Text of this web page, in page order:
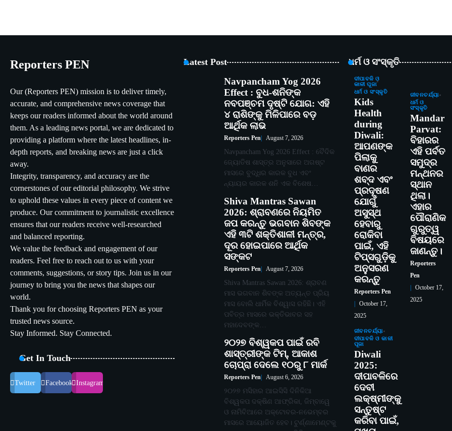
Reporters PEN
Our (Reporters PEN) mission is to deliver timely,
accurate, and comprehensive news coverage that
keeps our readers informed about the world around
them. As a leading news portal, we are dedicated to
providing a platform where the latest headlines, in-
depth reports, and breaking news are just a click
away.
Integrity, transparency, and accuracy are the
cornerstones of our editorial philosophy. We strive
to uphold these values in every piece of content we
produce. Our commitment to journalistic excellence
ensures that our readers receive well-researched
and balanced reporting.
We value the feedback and engagement of our
readers. Feel free to reach out to us with your
comments, suggestions, or story tips. Join us in our
journey to bring you the news that shapes our
world.
Thank you for choosing Reporters PEN as your
trusted news source.
Stay Informed. Stay Connected.
Get In Touch
Twitter Facebook Instagram
Latest Post
Navpancham Yog 2026
Effect : ବୁଧ-ଶନିଙ୍କ
ନବପଞ୍ଚମ ଦୃଷ୍ଟି ଯୋଗ: ଏହି
୪ ରାଶିଙ୍କୁ ମିଳିପାରେ ବଡ଼
ଆର୍ଥିକ ଲାଭ
Reporters Pen August 7, 2026
Navpancham Yog 2026 Effect : ବୈଦିକ
ଜ୍ୟୋତିଷ ଶାସ୍ତ୍ର ଅନୁସାରେ ଅଗଷ୍ଟ
ମାସରେ ବୁଦ୍ଧିର କାରକ ବୁଧ ଏବଂ
ନ୍ୟାୟର କାରକ ଶନି ଏକ ବିଶେଷ…
Shiva Mantras Sawan
2026: ଶ୍ରାବଣରେ ନିୟମିତ
ଜପ କରନ୍ତୁ ଭଗବାନ ଶିବଙ୍କ
ଏହି ୩ଟି ଶକ୍ତିଶାଳୀ ମନ୍ତ୍ର,
ଦୂର ହୋଇପାରେ ଆର୍ଥିକ
ସଙ୍କଟ
Reporters Pen August 7, 2026
Shiva Mantras Sawan 2026: ଶ୍ରାବଣ
ମାସ ଭଗବାନ ଶିବଙ୍କ ଅତ୍ୟନ୍ତ ପ୍ରିୟ
ମାସ ବୋଲି ଧାର୍ମିକ ବିଶ୍ୱାସ ରହିଛି। ଏହି
ପବିତ୍ର ମାସରେ ଭକ୍ତିଭାବର ସହ
ମହାଦେବଙ୍କ…
୨୦୨୭ ବିଶ୍ୱକପ ପାଇଁ ରବି
ଶାସ୍ତ୍ରୀଙ୍କ ଟିମ୍, ଆକାଶ
ଚୋପ୍ରା ଦେଲେ ୧୦ରୁ ୮ ମାର୍କ
Reporters Pen August 6, 2026
୨୦୨୭ ମସିହାର ଆଇସିସି ଦିନିକିଆ
ବିଶ୍ୱକପ ଦକ୍ଷିଣ ଆଫ୍ରିକା, ଜିମ୍ବାୱେ
ଓ ନାମିବିଆରେ ଅକ୍ଟୋବର-ନଭେମ୍ବର
ମାସରେ ଆୟୋଜିତ ହେବ। ଟୁର୍ଣ୍ଣାମେଣ୍ଟକୁ
ଧର୍ମ ଓ ସଂସ୍କୃତି
ଦୀପାବଳି ଓ
କାଳୀ ପୂଜା
ଧର୍ମ ଓ ସଂସ୍କୃତି
Kids
Health
during
Diwali:
ଆପଣଙ୍କ
ପିଲାକୁ
ବାଣର
ଶବ୍ଦ ଏବଂ
ପ୍ରଦୂଷଣ
ଯୋଗୁଁ
ଅସୁସ୍ଥ
ହେବାରୁ
ରୋକିବା
ପାଇଁ, ଏହି
ଟିପ୍ସଗୁଡ଼ିକୁ
ଅନୁସରଣ
କରନ୍ତୁ
Reporters Pen
October 17,
2025
ଜୀବନଚର୍ଯ୍ୟା
ଧର୍ମ ଓ
ସଂସ୍କୃତି
Mandar
Parvat:
ବିହାରର
ଏହି ପର୍ବତ
ସମୁଦ୍ର
ମନ୍ଥନର
ସ୍ଥାନ
ଥିଲା।
ଏହାର
ପୌରାଣିକ
ଗୁରୁତ୍ୱ
ବିଷୟରେ
ଜାଣନ୍ତୁ।
Reporters
Pen
October 17,
2025
ଜୀବନଚର୍ଯ୍ୟା
ଦୀପାବଳି ଓ କାଳୀ
ପୂଜା
Diwali
2025:
ଦୀପାବଳିରେ
ଦେବୀ
ଲକ୍ଷ୍ମୀଙ୍କୁ
ସନ୍ତୁଷ୍ଟ
କରିବା ପାଇଁ,